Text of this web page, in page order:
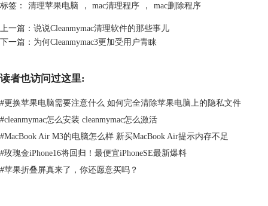
方法二：
你也可以直接将系统进行扫描，清理系统，提升mac系统空间，这样可以
随时保持系统盘的清洁。小编个人认为，定期清理电脑系统是非常必要
标签： 清理苹果电脑 ， mac清理程序 ， mac删除程序
上一篇： 说说Cleanmymac清理软件的那些事儿
下一篇： 为何Cleanmymac3更加受用户青睐
读者也访问过这里:
#更换苹果电脑需要注意什么 如何完全清除苹果电脑上的隐私文件
#cleanmymac怎么安装 cleanmymac怎么激活
#MacBook Air M3的电脑怎么样 新买MacBook Air提示内存不足
#玫瑰金iPhone16将回归！最便宜iPhoneSE最新爆料
#苹果折叠屏真来了，你还愿意买吗？